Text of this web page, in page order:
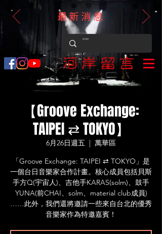
最新消息
【Groove Exchange:
TAIPEI ⇄ TOKYO】
6月26日週五
  |
萬華區
「Groove Exchange: TAIPEI ⇄ TOKYO」是
一個台日音樂家合作計畫。核心成員包括貝斯
手方Q(宇宙人)、吉他手KARAS(solm)、鼓手
YUNA(前CHAI、solm、material club成員)
……此外，我們還將邀請一些來自台北的優秀
音樂家作為特邀嘉賓！